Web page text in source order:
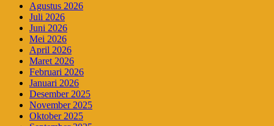
Agustus 2026
Juli 2026
Juni 2026
Mei 2026
April 2026
Maret 2026
Februari 2026
Januari 2026
Desember 2025
November 2025
Oktober 2025